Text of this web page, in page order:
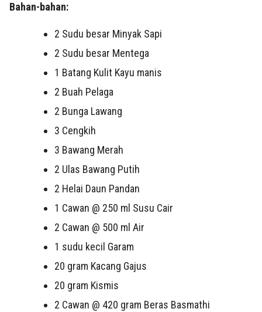
Bahan-bahan:
2 Sudu besar Minyak Sapi
2 Sudu besar Mentega
1 Batang Kulit Kayu manis
2 Buah Pelaga
2 Bunga Lawang
3 Cengkih
3 Bawang Merah
2 Ulas Bawang Putih
2 Helai Daun Pandan
1 Cawan @ 250 ml Susu Cair
2 Cawan @ 500 ml Air
1 sudu kecil Garam
20 gram Kacang Gajus
20 gram Kismis
2 Cawan @ 420 gram Beras Basmathi